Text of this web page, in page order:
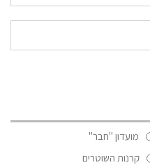
מועדון "חבר"
קרנות השוטרים